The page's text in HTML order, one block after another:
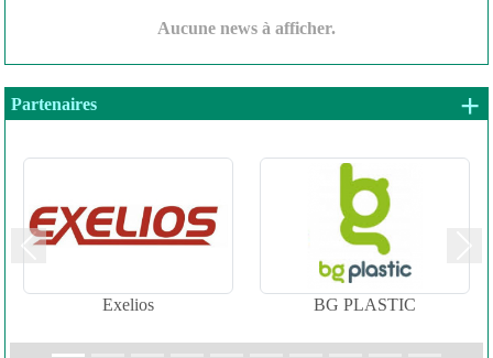
Aucune news à afficher.
Partenaires
Exelios BG PLASTIC
+